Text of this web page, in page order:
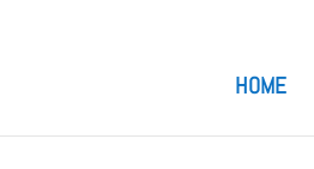
HOME